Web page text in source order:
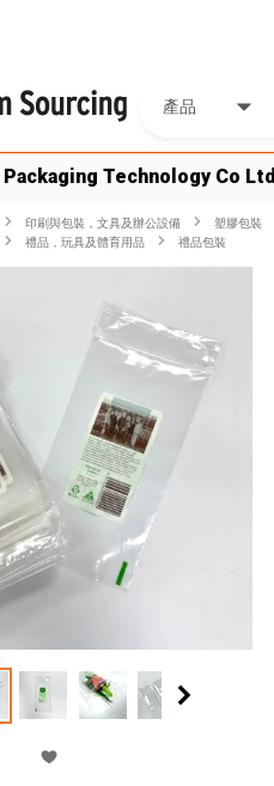
產品
Technology Co Ltd
印刷與包裝，文具及辦公設備
塑膠包裝
禮品，玩具及體育用品 禮品包裝